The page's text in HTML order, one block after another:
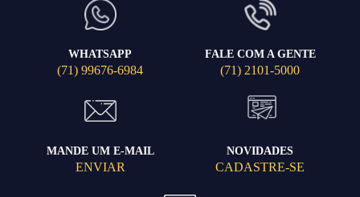
WHATSAPP
(71) 99676-6984
FALE COM A GENTE
(71) 2101-5000
MANDE UM E-MAIL
ENVIAR
NOVIDADES
CADASTRE-SE